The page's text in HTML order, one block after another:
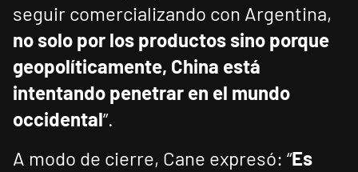
seguir comercializando con Argentina,
no solo por los productos sino porque
geopolíticamente, China está
intentando penetrar en el mundo
occidental”.
A modo de cierre, Cane expresó: “Es